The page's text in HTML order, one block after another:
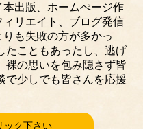
出版、ホームぺージ作
リエイト、ブログ発信
も失敗の方が多かっ
たこともあったし、逃げ
裸の思いを包み隠さず皆
で少しでも皆さんを応援
ック下さい